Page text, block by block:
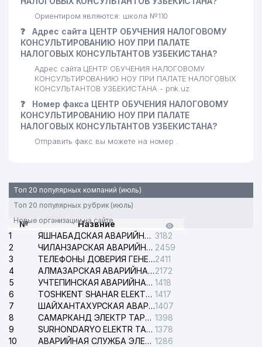
Ориентиром являются: школа №110
❓
Адрес сайта ЦЕНТР ОБУЧЕНИЯ НАЛОГОВОМУ
КОНСУЛЬТИРОВАНИЮ НОУ ПРИ ПАЛАТЕ
НАЛОГОВЫХ КОНСУЛЬТАНТОВ УЗБЕКИСТАНА?
Адрес сайта ЦЕНТР ОБУЧЕНИЯ НАЛОГОВОМУ
КОНСУЛЬТИРОВАНИЮ НОУ ПРИ ПАЛАТЕ НАЛОГОВЫХ
КОНСУЛЬТАНТОВ УЗБЕКИСТАНА - pnk.uz
❓
Номер факса ЦЕНТР ОБУЧЕНИЯ НАЛОГОВОМУ
КОНСУЛЬТИРОВАНИЮ НОУ ПРИ ПАЛАТЕ
НАЛОГОВЫХ КОНСУЛЬТАНТОВ УЗБЕКИСТАНА?
Отправить факс вы можете на номер .
Топ 20 популярных компаний (июль)
Топ 20 популярных рубрик (июль)
Новые организации на сайте
№
Назвние
1
ЯШНАБАДСКАЯ АВАРИЙНАЯ СЛУЖБА ЭЛЕКТРОСЕТИ 3182
2
ЧИЛАНЗАРСКАЯ АВАРИЙНАЯ СЛУЖБА ЭЛЕКТРОСЕТИ 2459
3
ТЕЛЕФОНЫ ДОВЕРИЯ ГЕНЕРАЛЬНОЙ ПРОКУРАТУРЫ РЕСПУБЛИКИ УЗБЕКИСТАН2411
4
АЛМАЗАРСКАЯ АВАРИЙНАЯ СЛУЖБА ЭЛЕКТРОСЕТИ2172
5
УЧТЕПИНСКАЯ АВАРИЙНАЯ СЛУЖБА ЭЛЕКТРОСЕТИ 1418
6
TOSHKENT SHAHAR ELEKTR TARMOQLARI KORXONASI АО 1417
7
ШАЙХАНТАХУРСКАЯ АВАРИЙНАЯ СЛУЖБА ЭЛЕКТРОСЕТИ1407
8
САМАРКАНД ЭЛЕКТР ТАРМОКЛАРИ АО 1398
9
SURHONDARYO ELEKTR TARMOKLARI АО 1378
10
АВАРИЙНАЯ СЛУЖБА ЭЛЕКТРОСЕТИ ТАШКЕНТСКОГО РАЙОНА 1286